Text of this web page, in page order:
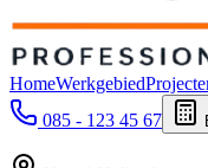
HomeWerkgebied
085 - 123 45 67